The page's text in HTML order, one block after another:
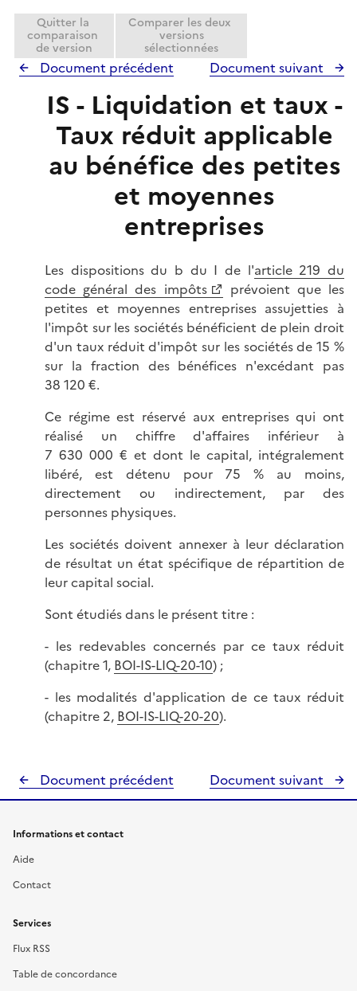
Quitter la
comparaison
de version
Comparer les deux
versions
sélectionnées
Document précédent Document suivant
IS - Liquidation et taux -
Taux réduit applicable
au bénéfice des petites
et moyennes
entreprises
Les dispositions du b du I de l'article 219 du
code général des impôts
prévoient que les
petites et moyennes entreprises assujetties à
l'impôt sur les sociétés bénéficient de plein droit
d'un taux réduit d'impôt sur les sociétés de 15 %
sur la fraction des bénéfices n'excédant pas
38 120 €.
Ce régime est réservé aux entreprises qui ont
réalisé un chiffre d'affaires inférieur à
7 630 000 € et dont le capital, intégralement
libéré, est détenu pour 75 % au moins,
directement ou indirectement, par des
personnes physiques.
Les sociétés doivent annexer à leur déclaration
de résultat un état spécifique de répartition de
leur capital social.
Sont étudiés dans le présent titre :
- les redevables concernés par ce taux réduit
(chapitre 1, BOI-IS-LIQ-20-10) ;
- les modalités d'application de ce taux réduit
(chapitre 2, BOI-IS-LIQ-20-20).
Document précédent Document suivant
Informations et contact
Aide
Contact
Services
Flux RSS
Table de concordance